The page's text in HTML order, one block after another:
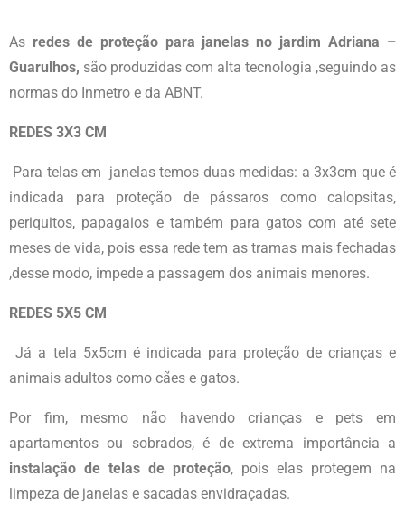
As redes de proteção para janelas no jardim Adriana –
Guarulhos, são produzidas com alta tecnologia ,seguindo as
normas do Inmetro e da ABNT.
REDES 3X3 CM
Para telas em janelas temos duas medidas: a 3x3cm que é
indicada para proteção de pássaros como calopsitas,
periquitos, papagaios e também para gatos com até sete
meses de vida, pois essa rede tem as tramas mais fechadas
,desse modo, impede a passagem dos animais menores.
REDES 5X5 CM
Já a tela 5x5cm é indicada para proteção de crianças e
animais adultos como cães e gatos.
Por fim, mesmo não havendo crianças e pets em
apartamentos ou sobrados, é de extrema importância a
instalação de telas de proteção, pois elas protegem na
limpeza de janelas e sacadas envidraçadas.